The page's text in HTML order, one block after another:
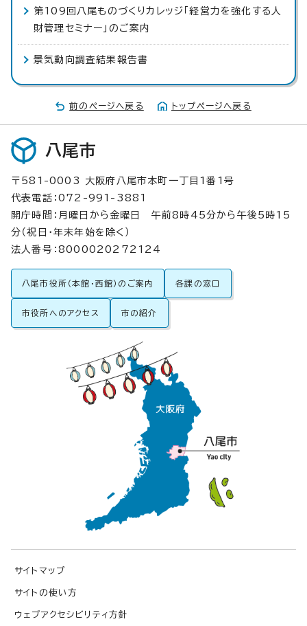
第109回八尾ものづくりカレッジ「経営力を強化する人
財管理セミナー」のご案内
景気動向調査結果報告書
前のページへ戻る トップページへ戻る
八尾市
〒581-0003 大阪府八尾市本町一丁目1番1号
代表電話：072-991-3881
開庁時間：月曜日から金曜日 午前8時45分から午後5時15
分（祝日・年末年始を除く）
法人番号：8000020272124
八尾市役所（本館・西館）のご案内 各課の窓口
市役所へのアクセス 市の紹介
サイトマップ
サイトの使い方
ウェブアクセシビリティ方針